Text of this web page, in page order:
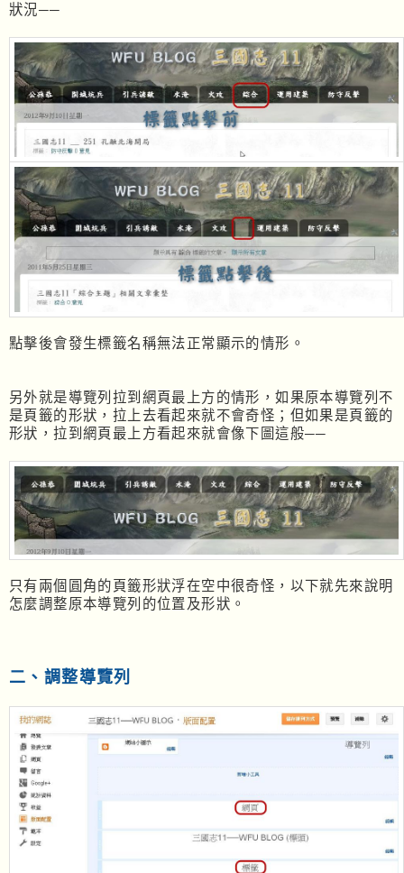
狀況──
點擊後會發生標籤名稱無法正常顯示的情形。
另外就是導覽列拉到網頁最上方的情形，如果原本導覽列不
是頁籤的形狀，拉上去看起來就不會奇怪；但如果是頁籤的
形狀，拉到網頁最上方看起來就會像下圖這般──
只有兩個圓角的頁籤形狀浮在空中很奇怪，以下就先來說明
怎麼調整原本導覽列的位置及形狀。
二、調整導覽列